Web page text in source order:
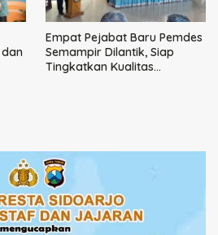
Empat Pejabat Baru Pemdes
Semampir Dilantik, Siap
Tingkatkan Kualitas